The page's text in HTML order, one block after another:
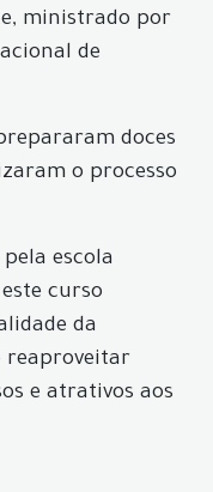
ministrado por
de
doces
o processo
escola
curso
da
reaproveitar
e atrativos aos